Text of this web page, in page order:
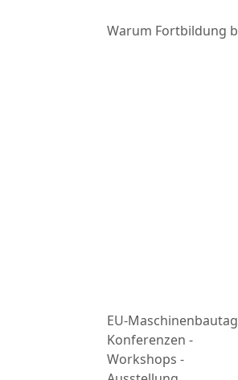
Warum Fortbildung
EU-
Konferenzen -
Workshops -